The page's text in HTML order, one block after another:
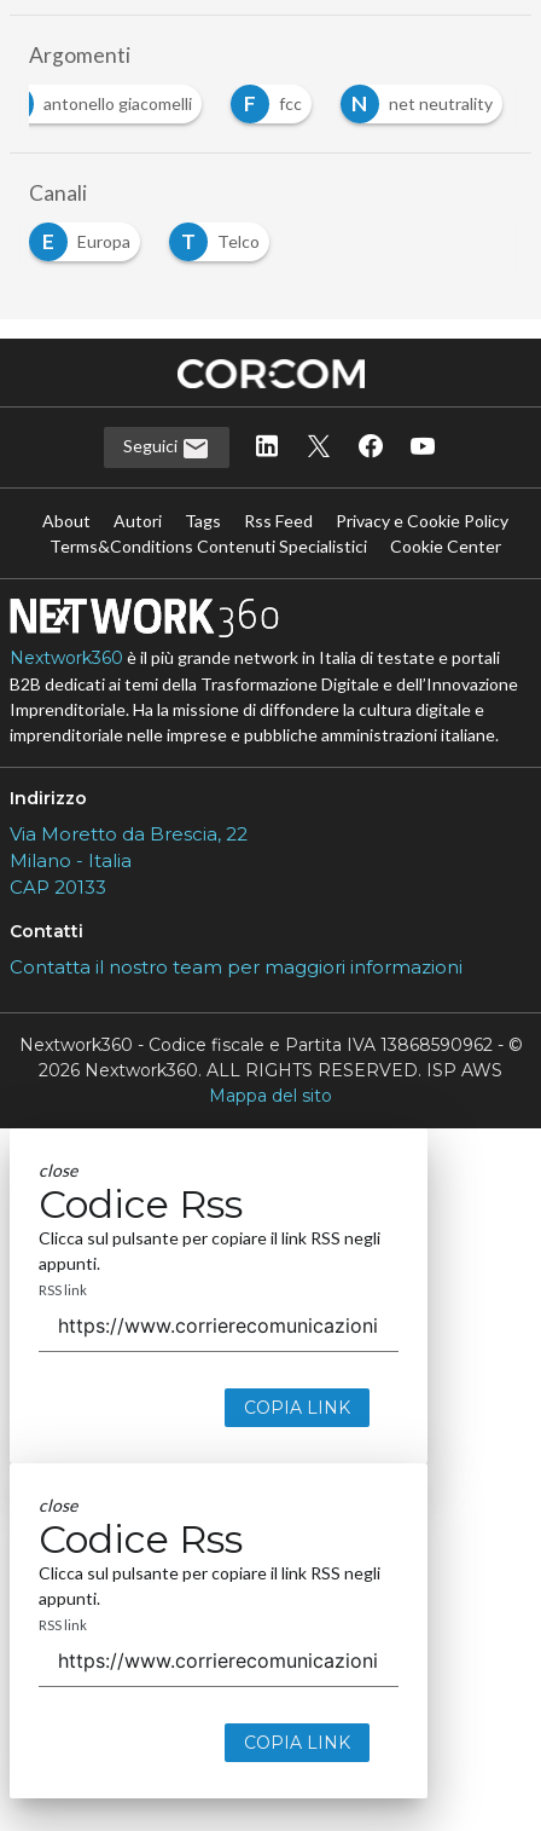
Argomenti
antonello giacomelli F fcc N net neutrality
Canali
E
Europa T Telco
Seguici
About Autori Tags Rss Feed
Privacy e Cookie Policy
Terms&Conditions Contenuti Specialistici
Cookie Center
Nextwork360 è il più grande network in Italia di testate e portali
B2B dedicati ai temi della Trasformazione Digitale e dell’Innovazione
Imprenditoriale. Ha la missione di diffondere la cultura digitale e
imprenditoriale nelle imprese e pubbliche amministrazioni italiane.
Indirizzo
Via Moretto da Brescia, 22
Milano - Italia
CAP 20133
Contatti
Contatta il nostro team per maggiori informazioni
Nextwork360 - Codice fiscale e Partita IVA 13868590962 - ©
2026 Nextwork360. ALL RIGHTS RESERVED. ISP AWS
Mappa del sito
close
Codice Rss
Clicca sul pulsante per copiare il link RSS negli
appunti.
RSS link
COPIA LINK
close
Codice Rss
Clicca sul pulsante per copiare il link RSS negli
appunti.
RSS link
COPIA LINK